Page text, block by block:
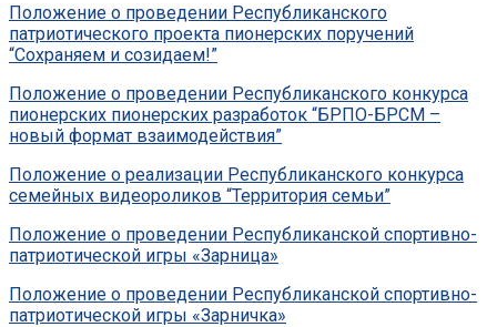
Положение о проведении Республиканского
патриотического проекта пионерских поручений
“Сохраняем и созидаем!”
Положение о проведении Республиканского конкурса
пионерских пионерских разработок “БРПО-БРСМ –
новый формат взаимодействия”
Положение о реализации Республиканского конкурса
семейных видеороликов “Территория семьи”
Положение о проведении Республиканской спортивно-
патриотической игры «Зарница»
Положение о проведении Республиканской спортивно-
патриотической игры «Зарничка»